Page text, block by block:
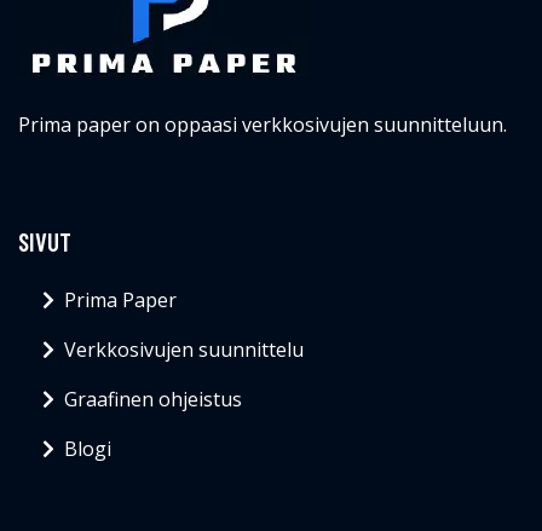
Prima paper on oppaasi verkkosivujen suunnitteluun.
SIVUT
Prima Paper
Verkkosivujen suunnittelu
Graafinen ohjeistus
Blogi